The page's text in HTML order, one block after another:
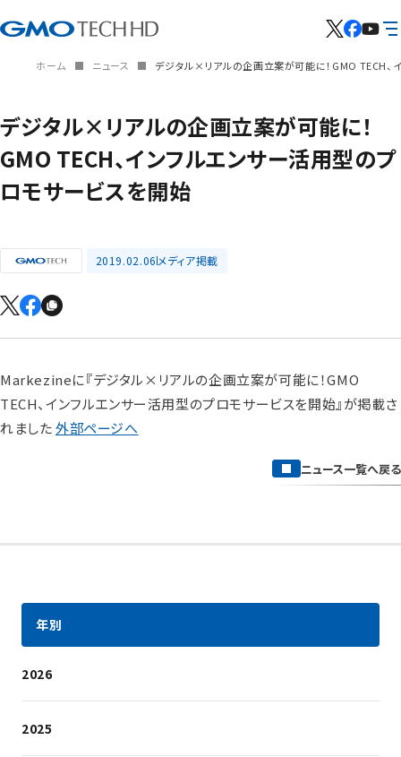
ホーム ニュース デジタル×リアルの企画立案が可能に！GMO TECH、
デジタル×リアルの企画立案が可能に！
GMO TECH、インフルエンサー活用型のプ
ロモサービスを開始
2019.02.06メディア掲載
Markezineに『デジタル×リアルの企画立案が可能に！GMO
TECH、インフルエンサー活用型のプロモサービスを開始』が掲載さ
れました外部ページへ
ニュース一覧へ戻る
年別
2026
2025